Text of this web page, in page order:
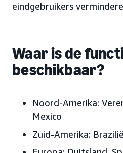
eindgebruikers
Waar is de
beschikbaar?
Noord-Amerika:
Mexico
Zuid-Amerika: Brazilië